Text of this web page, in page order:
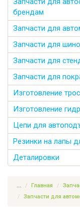
брендам
Запчасти для
Запчасти для
Запчасти для
Запчасти для
Изготовление
Изготовление
Цепи для
Резинки на лапы
Деталировки
... Главная
Запчасти для